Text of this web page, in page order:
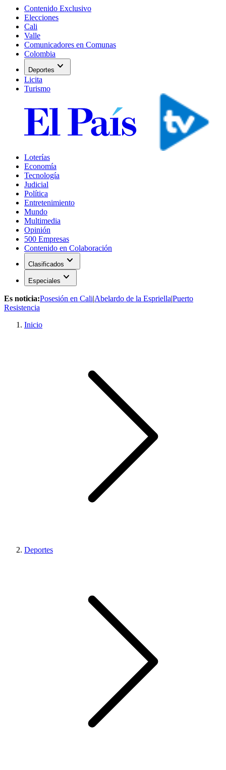
Contenido Exclusivo
Elecciones
Cali
Valle
Comunicadores en Comunas
Colombia
Deportes expand_more
Licita
Turismo
Loterías
Economía
Tecnología
Judicial
Política
Entretenimiento
Mundo
Multimedia
Opinión
500 Empresas
Contenido en Colaboración
Clasificados expand_more
Especiales expand_more
Es noticia:Posesión en Cali|Abelardo de la Espriella|Puerto
Resistencia
Inicio
Deportes